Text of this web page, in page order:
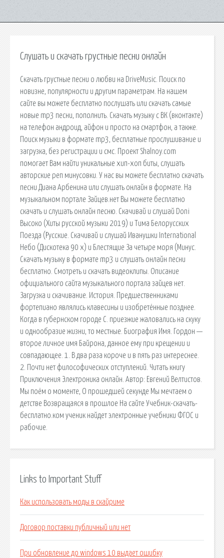
Слушать и скачать грустные песни онлайн
Скачать грустные песни о любви на DriveMusic. Поиск по
новизне, популярности и другим параметрам. На нашем
сайте вы можете бесплатно послушать или скачать самые
новые mp3 песни, пополнить. Скачать музыку с ВК (вконтакте)
на телефон андроид, айфон и просто на смартфон, а также.
Поиск музыки в формате mp3, бесплатные прослушивание и
загрузка, без регистрации и смс. Проект Shalnoy.com
помогает Вам найти уникальные хип-хоп биты, слушать
авторские реп минусовки. У нас вы можете бесплатно скачать
песни Диана Арбенина или слушать онлайн в формате. На
музыкальном портале Зайцев.нет Вы можете бесплатно
скачать и слушать онлайн песню. Скачивай и слушай Doni
Высоко (Хиты русской музыки 2019) и Тима Белорусских
Поезда (Русские. Скачивай и слушай Иванушки International
Небо (Дискотека 90 х) и Блестящие За четыре моря (Минус.
Скачать музыку в формате mp3 и слушать онлайн песни
бесплатно. Смотреть и скачать видеоклипы. Описание
официального сайта музыкального портала зайцев нет.
Загрузка и скачивание. История. Предшественниками
фортепиано являлись клавесины и изобретённые позднее.
Когда в губернском городе С. приезжие жаловались на скуку
и однообразие жизни, то местные. Биография Имя. Гордон —
второе личное имя Байрона, данное ему при крещении и
совпадающее. 1. В два раза короче и в пять раз интереснее.
2. Почти нет философических отступлений. Читать книгу
Приключения Электроника онлайн. Автор: Евгений Велтистов.
Мы поём о моменте, О прошедшей секунде Мы мечтаем о
детстве Возвращаяся в прошлое На сайте Учебник-скачать-
бесплатно.ком ученик найдет электронные учебники ФГОС и
рабочие.
Links to Important Stuff
Как использовать моды в скайриме
Договор поставки публичный или нет
При обновление до windows 10 выдает ошибку